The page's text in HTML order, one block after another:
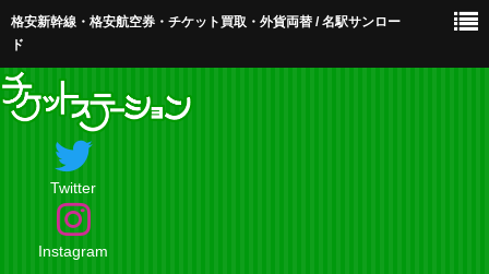
格安新幹線・格安航空券・チケット買取・外貨両替 / 名駅サンロー
ド
Twitter
Instagram